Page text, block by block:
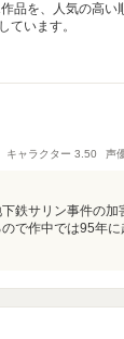
品を、人気の高
ています。
キャラクター 3.50 声
鉄サリン事件の
で作中では95年